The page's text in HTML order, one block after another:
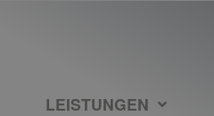
LEISTUNGEN